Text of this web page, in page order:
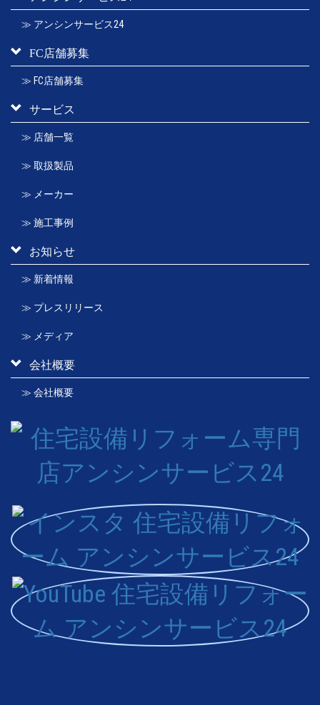
≫ アンシンサービス24
FC店舗募集
≫ FC店舗募集
サービス
≫ 店舗一覧
≫ 取扱製品
≫ メーカー
≫ 施工事例
お知らせ
≫ 新着情報
≫ プレスリリース
≫ メディア
会社概要
≫ 会社概要